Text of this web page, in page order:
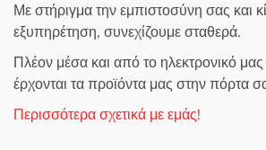
Με στήριγμα την εμπιστοσύνη σας και
εξυπηρέτηση, συνεχίζουμε σταθερά.
Πλέον μέσα και από το ηλεκτρονικό
έρχονται τα προϊόντα μας στην πόρτα
Περισσότερα σχετικά με εμάς!